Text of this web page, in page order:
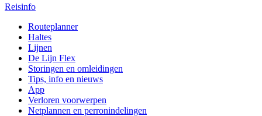
Reisinfo
Routeplanner
Haltes
Lijnen
De Lijn Flex
Storingen en omleidingen
Tips, info en nieuws
App
Verloren voorwerpen
Netplannen en perronindelingen